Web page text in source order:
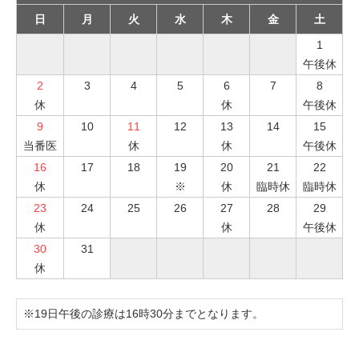
日 月 火 水 木 金
土
1
午後休
2
休
3 4 5
6
休
7
8
午後休
9
当番医
10
11
休
12
13
休
14
15
午後休
16
休
17 18
19
※
20
休
21
臨時休
22
臨時休
23
休
24 25 26
27
休
28
29
午後休
30
休
31
※19日午後の診療は16時30分までとなります。